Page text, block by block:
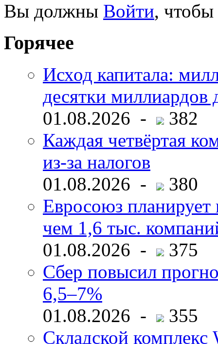
Вы должны Войти, чтобы
Горячее
Исход капитала:
десятки миллиардов
01.08.2026 -
382
Каждая четвёртая
из-за налогов
01.08.2026 -
380
Евросоюз планирует
чем 1,6 тыс.
01.08.2026 -
375
Сбер повысил
6,5–7%
01.08.2026 -
355
Складской комплекс